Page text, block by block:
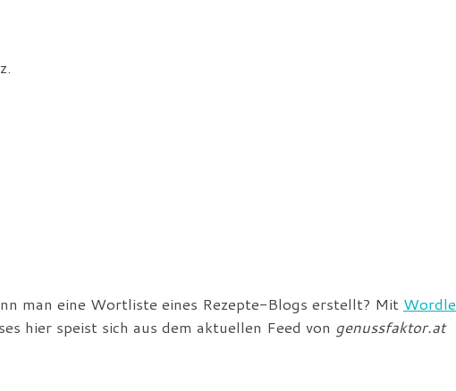
man eine Wortliste eines Rezepte-Blogs erstellt? Mit Wordle
hier speist sich aus dem aktuellen Feed von genussfaktor.at